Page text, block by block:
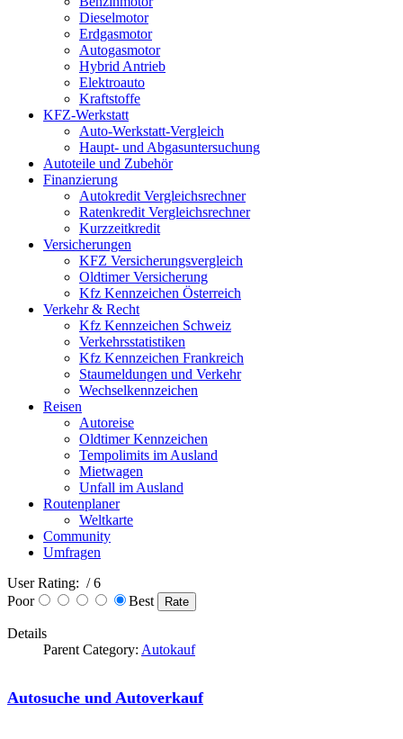
Dieselmotor
Erdgasmotor
Autogasmotor
Hybrid Antrieb
Elektroauto
Kraftstoffe
KFZ-Werkstatt
Auto-Werkstatt-Vergleich
Haupt- und Abgasuntersuchung
Autoteile und Zubehör
Finanzierung
Autokredit Vergleichsrechner
Ratenkredit Vergleichsrechner
Kurzzeitkredit
Versicherungen
KFZ Versicherungsvergleich
Oldtimer Versicherung
Kfz Kennzeichen Österreich
Verkehr & Recht
Kfz Kennzeichen Schweiz
Verkehrsstatistiken
Kfz Kennzeichen Frankreich
Staumeldungen und Verkehr
Wechselkennzeichen
Reisen
Autoreise
Oldtimer Kennzeichen
Tempolimits im Ausland
Mietwagen
Unfall im Ausland
Routenplaner
Weltkarte
Community
Umfragen
User Rating: / 6
Poor
Best
Details
Parent Category: Autokauf
Autosuche und Autoverkauf